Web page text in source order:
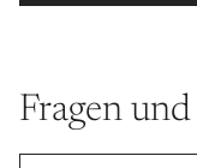
Fragen